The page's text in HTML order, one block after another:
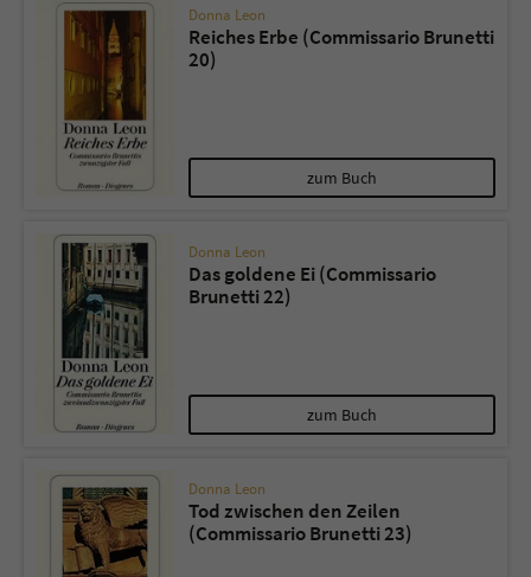
Donna Leon
Reiches Erbe (Commissario Brunetti
20)
zum Buch
Donna Leon
Das goldene Ei (Commissario
Brunetti 22)
zum Buch
Donna Leon
Tod zwischen den Zeilen
(Commissario Brunetti 23)